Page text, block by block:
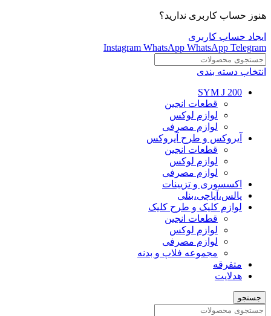
هنوز حساب کاربری ندارید؟
ایجاد حساب کاربری
Instagram WhatsApp WhatsApp Telegram
انتخاب دسته بندی
SYM J 200
قطعات انجین
لوازم لوکس
لوازم مصرفی
آیروکس و طرح آیروکس
قطعات انجین
لوازم لوکس
لوازم مصرفی
اکسسوری و تزیینات
پالس،آپاچی،بنلی
لوازم کلیک و طرح کلیک
قطعات انجین
لوازم لوکس
لوازم مصرفی
مجموعه فلاپ و بدنه
متفرقه
هدلایت
جستجو